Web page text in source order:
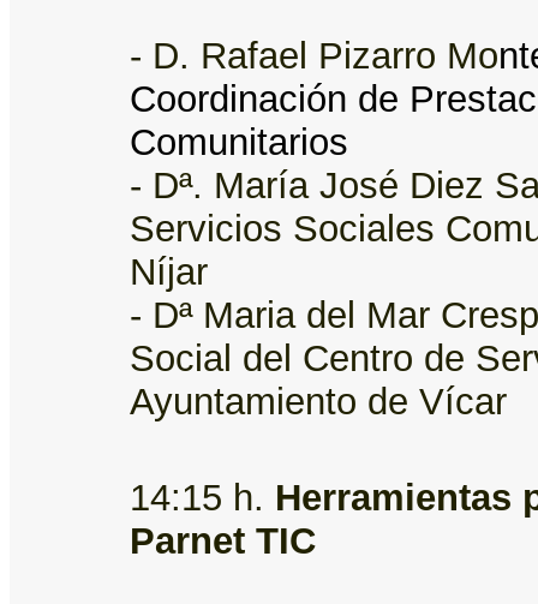
- D. Rafael Pizarro Mont
Coordinación de
Comunitarios
- Dª. María José Diez
Servicios Sociales
Níjar
- Dª Maria del Mar
Social del Centro de
Ayuntamiento de Vícar
14:15 h. Herramientas
Parnet TIC